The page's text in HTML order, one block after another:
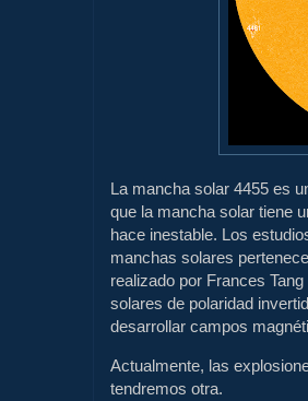
La mancha solar 4455 es
que la mancha solar tiene
hace inestable. Los
manchas solares
realizado por Frances
solares de polaridad
desarrollar campos
Actualmente, las
tendremos otra.